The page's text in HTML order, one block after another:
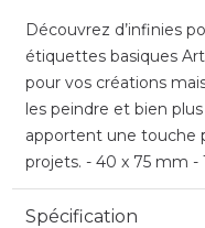
Découvrez d’infinies
étiquettes basiques
pour vos créations
les peindre et bien
apportent une touche
projets. - 40 x 75 mm -
Spécification